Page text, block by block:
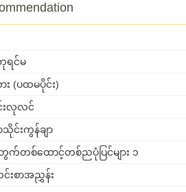
င်မ
(ပထမပိုင်း)
းလုလင်
သိုင်းကွန်ချာ
က်တစ်ထောင့်တစ်ညပုံပြင်များ ၁
င်းစာအညွှန်း